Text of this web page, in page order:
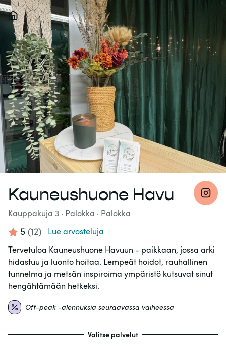
Kauneushuone Havu
Kauppakuja 3 · Palokka · Palokka
5 (12)
Lue arvosteluja
Tervetuloa Kauneushuone Havuun - paikkaan, jossa arki
hidastuu ja luonto hoitaa. Lempeät hoidot, rauhallinen
tunnelma ja metsän inspiroima ympäristö kutsuvat sinut
hengähtämään hetkeksi.
Off-peak -alennuksia seuraavassa vaiheessa
Valitse palvelut